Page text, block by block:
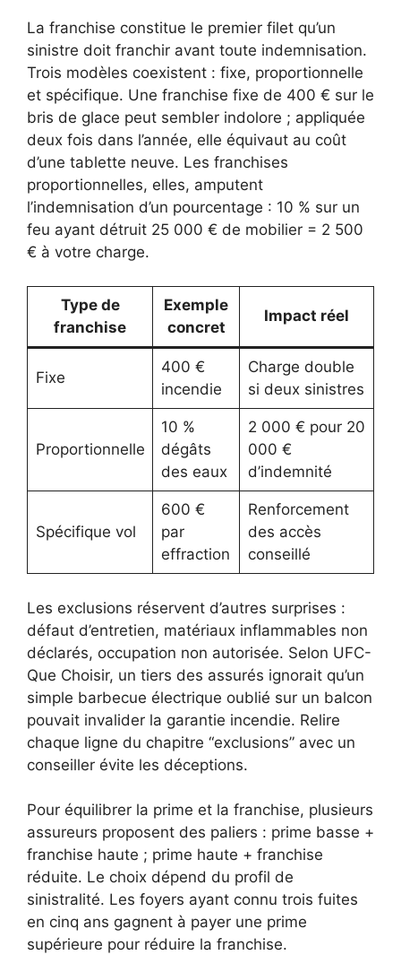
La franchise constitue le premier filet qu’un
sinistre doit franchir avant toute indemnisation.
Trois modèles coexistent : fixe, proportionnelle
et spécifique. Une franchise fixe de 400 € sur le
bris de glace peut sembler indolore ; appliquée
deux fois dans l’année, elle équivaut au coût
d’une tablette neuve. Les franchises
proportionnelles, elles, amputent
l’indemnisation d’un pourcentage : 10 % sur un
feu ayant détruit 25 000 € de mobilier = 2 500
€ à votre charge.
Type de
franchise
Exemple
concret
Impact réel
Fixe
400 €
incendie
Charge double
si deux sinistres
Proportionnelle
10 %
dégâts
des eaux
2 000 € pour 20
000 €
d’indemnité
Spécifique vol
600 €
par
effraction
Renforcement
des accès
conseillé
Les exclusions réservent d’autres surprises :
défaut d’entretien, matériaux inflammables non
déclarés, occupation non autorisée. Selon UFC-
Que Choisir, un tiers des assurés ignorait qu’un
simple barbecue électrique oublié sur un balcon
pouvait invalider la garantie incendie. Relire
chaque ligne du chapitre “exclusions” avec un
conseiller évite les déceptions.
Pour équilibrer la prime et la franchise, plusieurs
assureurs proposent des paliers : prime basse +
franchise haute ; prime haute + franchise
réduite. Le choix dépend du profil de
sinistralité. Les foyers ayant connu trois fuites
en cinq ans gagnent à payer une prime
supérieure pour réduire la franchise.